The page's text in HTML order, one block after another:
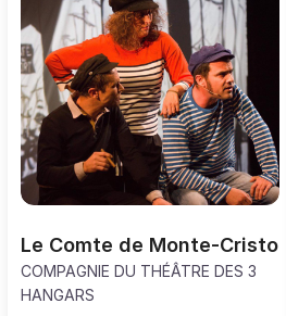
Le Comte de Monte-Cristo
COMPAGNIE DU THÉÂTRE DES 3
HANGARS